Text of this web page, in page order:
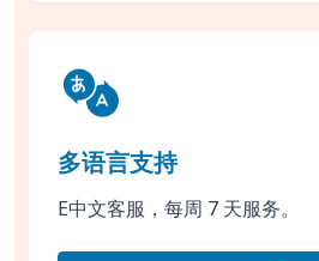
多语言支持
E中文客服，每周 7 天服务。